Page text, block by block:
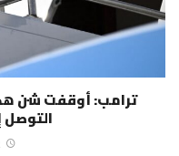
ترامب: أوقفت شن